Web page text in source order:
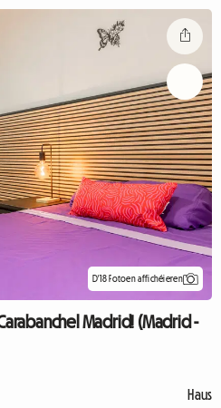
D'18 Fotoen affichéieren
Madrid! (Madrid -
Haus